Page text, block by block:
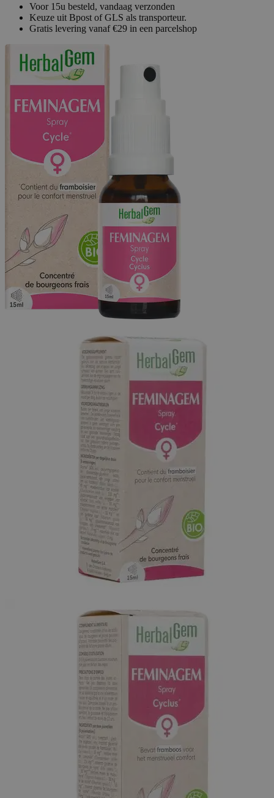
Voor 15u besteld, vandaag verzonden
Keuze uit Bpost of GLS als transporteur.
Gratis levering vanaf €29 in een parcelshop